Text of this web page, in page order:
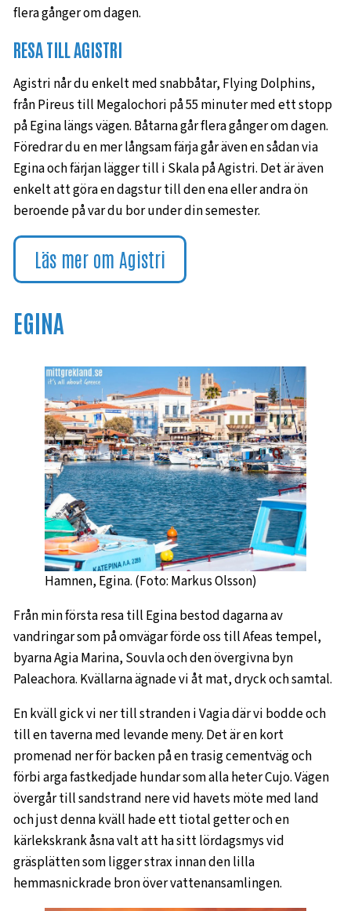
flera gånger om dagen.
RESA TILL AGISTRI
Agistri når du enkelt med snabbåtar, Flying Dolphins,
från Pireus till Megalochori på 55 minuter med ett stopp
på Egina längs vägen. Båtarna går flera gånger om dagen.
Föredrar du en mer långsam färja går även en sådan via
Egina och färjan lägger till i Skala på Agistri. Det är även
enkelt att göra en dagstur till den ena eller andra ön
beroende på var du bor under din semester.
Läs mer om Agistri
EGINA
Hamnen, Egina. (Foto: Markus Olsson)
Från min första resa till Egina bestod dagarna av
vandringar som på omvägar förde oss till Afeas tempel,
byarna Agia Marina, Souvla och den övergivna byn
Paleachora. Kvällarna ägnade vi åt mat, dryck och samtal.
En kväll gick vi ner till stranden i Vagia där vi bodde och
till en taverna med levande meny. Det är en kort
promenad ner för backen på en trasig cementväg och
förbi arga fastkedjade hundar som alla heter Cujo. Vägen
övergår till sandstrand nere vid havets möte med land
och just denna kväll hade ett tiotal getter och en
kärlekskrank åsna valt att ha sitt lördagsmys vid
gräsplätten som ligger strax innan den lilla
hemmasnickrade bron över vattenansamlingen.